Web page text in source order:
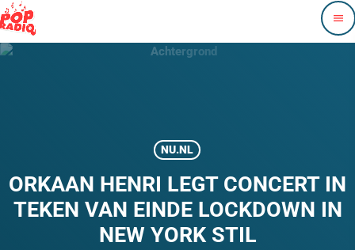
menu
NU.NL
ORKAAN HENRI LEGT CONCERT IN
TEKEN VAN EINDE LOCKDOWN IN
NEW YORK STIL